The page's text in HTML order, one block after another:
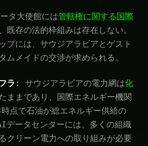
タ大使館には管轄権に関する国際
既存の法的枠組みは存在しない。
プには、サウジアラビアとゲスト
ムメイドの交渉が求められる。
ラ : サウジアラビアの電力網は化
ままであり、国際エネルギー機関
点で石油が総エネルギー供給の
データセンターには、多くの組織
クリーン電力への取り組みが必要